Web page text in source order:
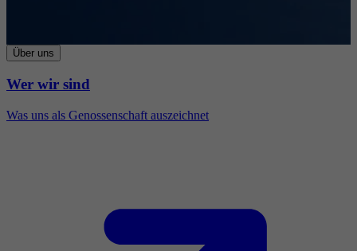
Über uns
Wer wir sind
Was uns als Genossenschaft auszeichnet